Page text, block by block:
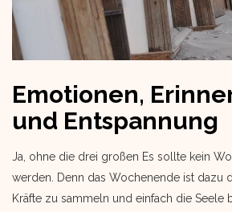
Emotionen,
und Entspannung
Ja, ohne die drei großen Es sollte kein
werden. Denn das Wochenende ist dazu
Kräfte zu sammeln und einfach die Seele